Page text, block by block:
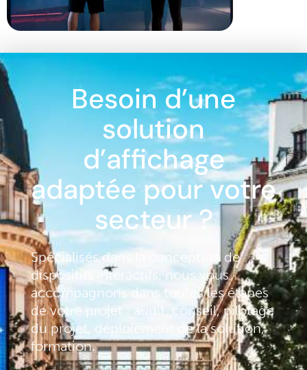
Besoin d’une
solution
d’affichage
adaptée pour votre
secteur ?
Spécialisés dans la conception de
dispositifs interactifs, nous vous
accompagnons dans toutes les étapes
de votre projet : audit, conseil, pilotage
du projet, déploiement de la solution,
formation.